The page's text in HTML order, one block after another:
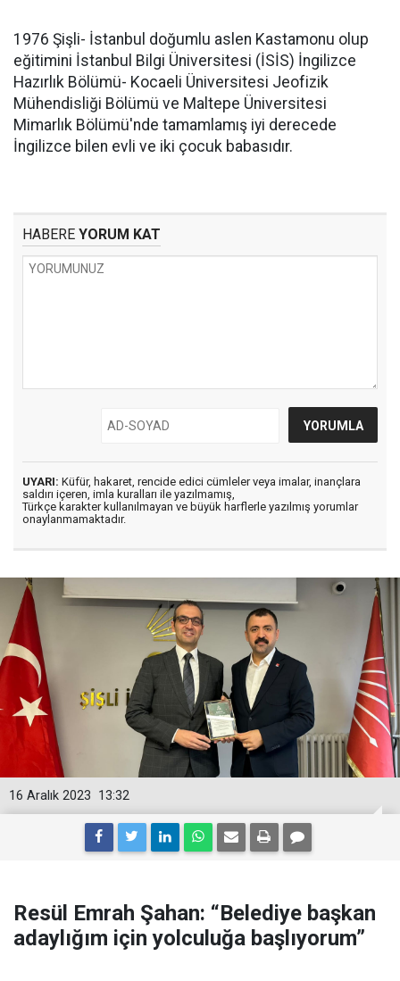
1976 Şişli- İstanbul doğumlu aslen Kastamonu olup
eğitimini İstanbul Bilgi Üniversitesi (İSİS) İngilizce
Hazırlık Bölümü- Kocaeli Üniversitesi Jeofizik
Mühendisliği Bölümü ve Maltepe Üniversitesi
Mimarlık Bölümü'nde tamamlamış iyi derecede
İngilizce bilen evli ve iki çocuk babasıdır.
HABERE YORUM KAT
UYARI: Küfür, hakaret, rencide edici cümleler veya imalar, inançlara
saldırı içeren, imla kuralları ile yazılmamış,
Türkçe karakter kullanılmayan ve büyük harflerle yazılmış yorumlar
onaylanmamaktadır.
13:32
16 Aralık 2023
Resül Emrah Şahan: “Belediye başkan
adaylığım için yolculuğa başlıyorum”